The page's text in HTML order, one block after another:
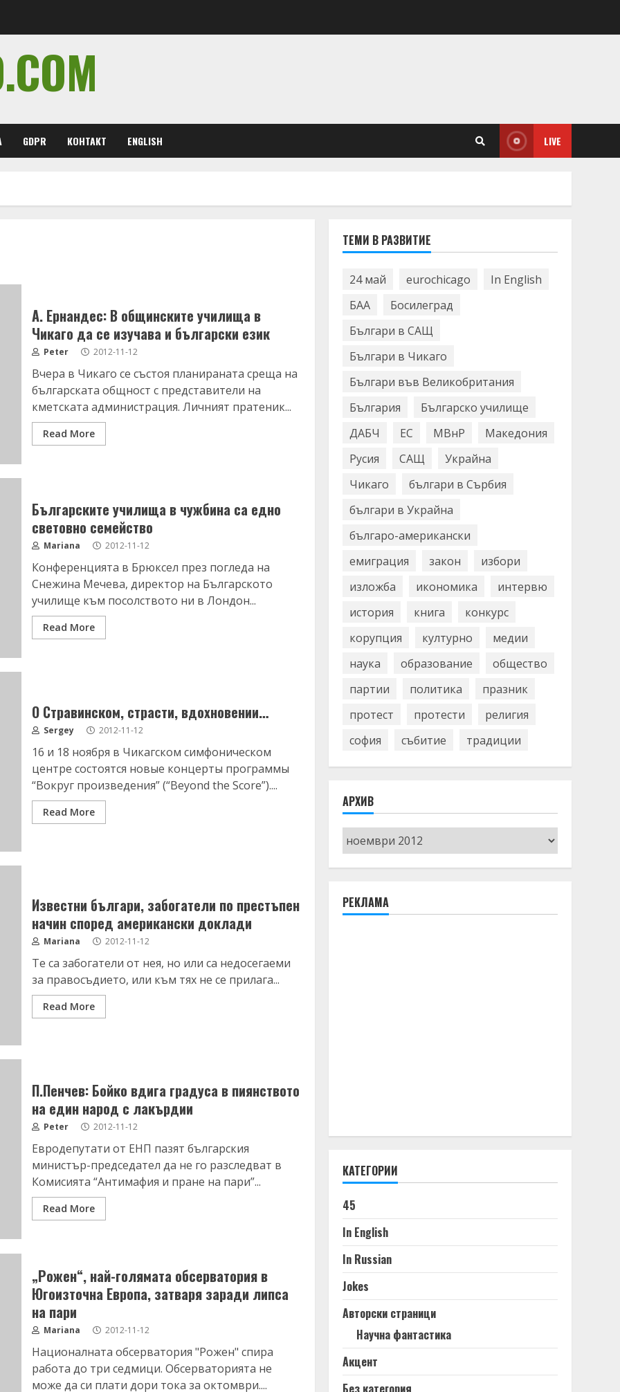
GDPR КОНТАКТ ENGLISH LIVE
А. Ернандес: В общинските училища в
Чикаго да се изучава и български език
Peter 2012-11-12
Вчера в Чикаго се състоя планираната среща на
българската общност с представители на
кметската администрация. Личният пратеник...
Read More
Българските училища в чужбина са едно
световно семейство
Mariana 2012-11-12
Конференцията в Брюксел през погледа на
Снежина Мечева, директор на Българското
училище към посолството ни в Лондон...
Read More
О Стравинском, страсти, вдохновении…
Sergey 2012-11-12
16 и 18 ноября в Чикагском симфоническом
центре состоятся новые концерты программы
“Вокруг произведения” (“Beyond the Score”)....
Read More
Известни българи, забогатели по престъпен
начин според американски доклади
Mariana 2012-11-12
Те са забогатели от нея, но или са недосегаеми
за правосъдието, или към тях не се прилага...
Read More
П.Пенчев: Бойко вдига градуса в пиянството
на един народ с лакърдии
Peter 2012-11-12
Евродепутати от ЕНП пазят българския
министър-председател да не го разследват в
Комисията “Антимафия и пране на пари”...
Read More
„Рожен“, най-голямата обсерватория в
Югоизточна Европа, затваря заради липса
на пари
Mariana 2012-11-12
Националната обсерватория "Рожен" спира
работа до три седмици. Обсерваторията не
може да си плати дори тока за октомври....
ТЕМИ В РАЗВИТИЕ
24 май eurochicago
In English
БАА
Босилеград
Българи в САЩ
Българи в Чикаго
Българи във Великобритания
България
Българско училище
ДАБЧ
ЕС МВнР
Македония
Русия
САЩ
Украйна
Чикаго
българи в Сърбия
българи в Украйна
българо-американски
емиграция
закон
избори
изложба
икономика
интервю
история
книга
конкурс
корупция
културно
медии
наука
образование
общество
партии
политика
празник
протест
протести
религия
софия
събитие традиции
АРХИВ
Архив
РЕКЛАМА
КАТЕГОРИИ
45
In English
In Russian
Jokes
Авторски страници
Научна фантастика
Акцент
Без категория